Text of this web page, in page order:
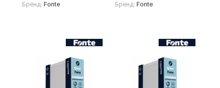
Бренд: Fonte
Бренд: Fonte